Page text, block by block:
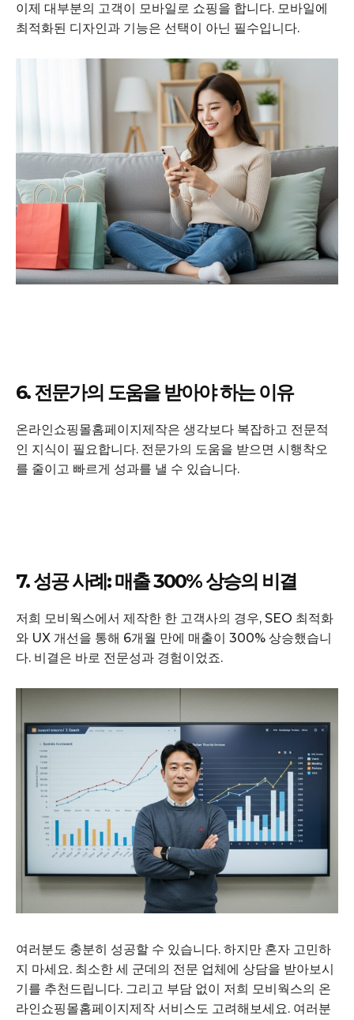
이제 대부분의 고객이 모바일로 쇼핑을 합니다. 모바일에
최적화된 디자인과 기능은 선택이 아닌 필수입니다.
6. 전문가의 도움을 받아야 하는 이유
온라인쇼핑몰홈페이지제작은 생각보다 복잡하고 전문적
인 지식이 필요합니다. 전문가의 도움을 받으면 시행착오
를 줄이고 빠르게 성과를 낼 수 있습니다.
7. 성공 사례: 매출 300% 상승의 비결
저희 모비웍스에서 제작한 한 고객사의 경우, SEO 최적화
와 UX 개선을 통해 6개월 만에 매출이 300% 상승했습니
다. 비결은 바로 전문성과 경험이었죠.
여러분도 충분히 성공할 수 있습니다. 하지만 혼자 고민하
지 마세요. 최소한 세 군데의 전문 업체에 상담을 받아보시
기를 추천드립니다. 그리고 부담 없이 저희 모비웍스의 온
라인쇼핑몰홈페이지제작 서비스도 고려해보세요. 여러분